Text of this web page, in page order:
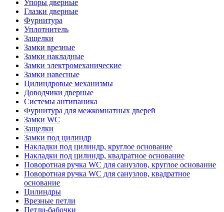
Упоры дверные
Глазки дверные
Фурнитура
Уплотнитель
Защелки
Замки врезные
Замки накладные
Замки электромеханические
Замки навесные
Цилиндровые механизмы
Доводчики дверные
Системы антипаника
Фурнитура для межкомнатных дверей
Замки WC
Защелки
Замки под цилиндр
Накладки под цилиндр, круглое основание
Накладки под цилиндр, квадратное основание
Поворотная ручка WC для санузлов, круглое основание
Поворотная ручка WC для санузлов, квадратное
основание
Цилиндры
Врезные петли
Петли-бабочки